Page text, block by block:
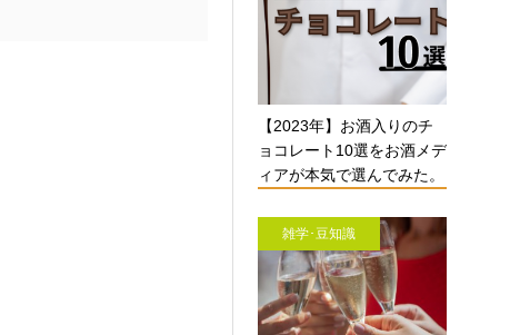
【2023年】お酒入りのチ
ョコレート10選をお酒メデ
ィアが本気で選んでみた。
雑学･豆知識